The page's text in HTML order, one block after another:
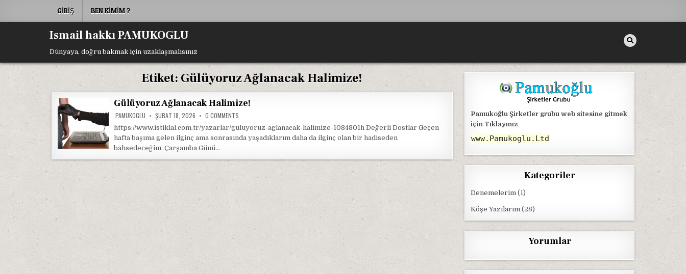
GIRIŞ BEN KIMIM ?
Ismail hakkı PAMUKOGLU
Dünyaya, doğru bakmak için uzaklaşmalısınız
Etiket: Gülüyoruz Ağlanacak Halimize!
Gülüyoruz Ağlanacak Halimize!
PAMUKOGLU ŞUBAT 18, 2026 0 COMMENTS
AĞLANACAK
HALIMIZE!
https://www.istiklal.com.tr/yazarlar/guluyoruz-aglanacak-halimize-1084801h Değerli Dostlar Geçen
hafta başıma gelen ilginç ama sonrasında yaşadıklarım daha da ilginç olan bir hadiseden
bahsedeceğim. Çarşamba Günü…
Pamukoğlu Şirketler grubu web sitesine gitmek
için Tıklayınız
www.Pamukoglu.Ltd
Kategoriler
Denemelerim (1)
Köşe Yazılarım (28)
Yorumlar